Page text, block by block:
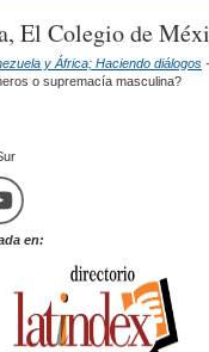
El Colegio de
y África; Haciendo diálogos
o supremacía masculina?
en: